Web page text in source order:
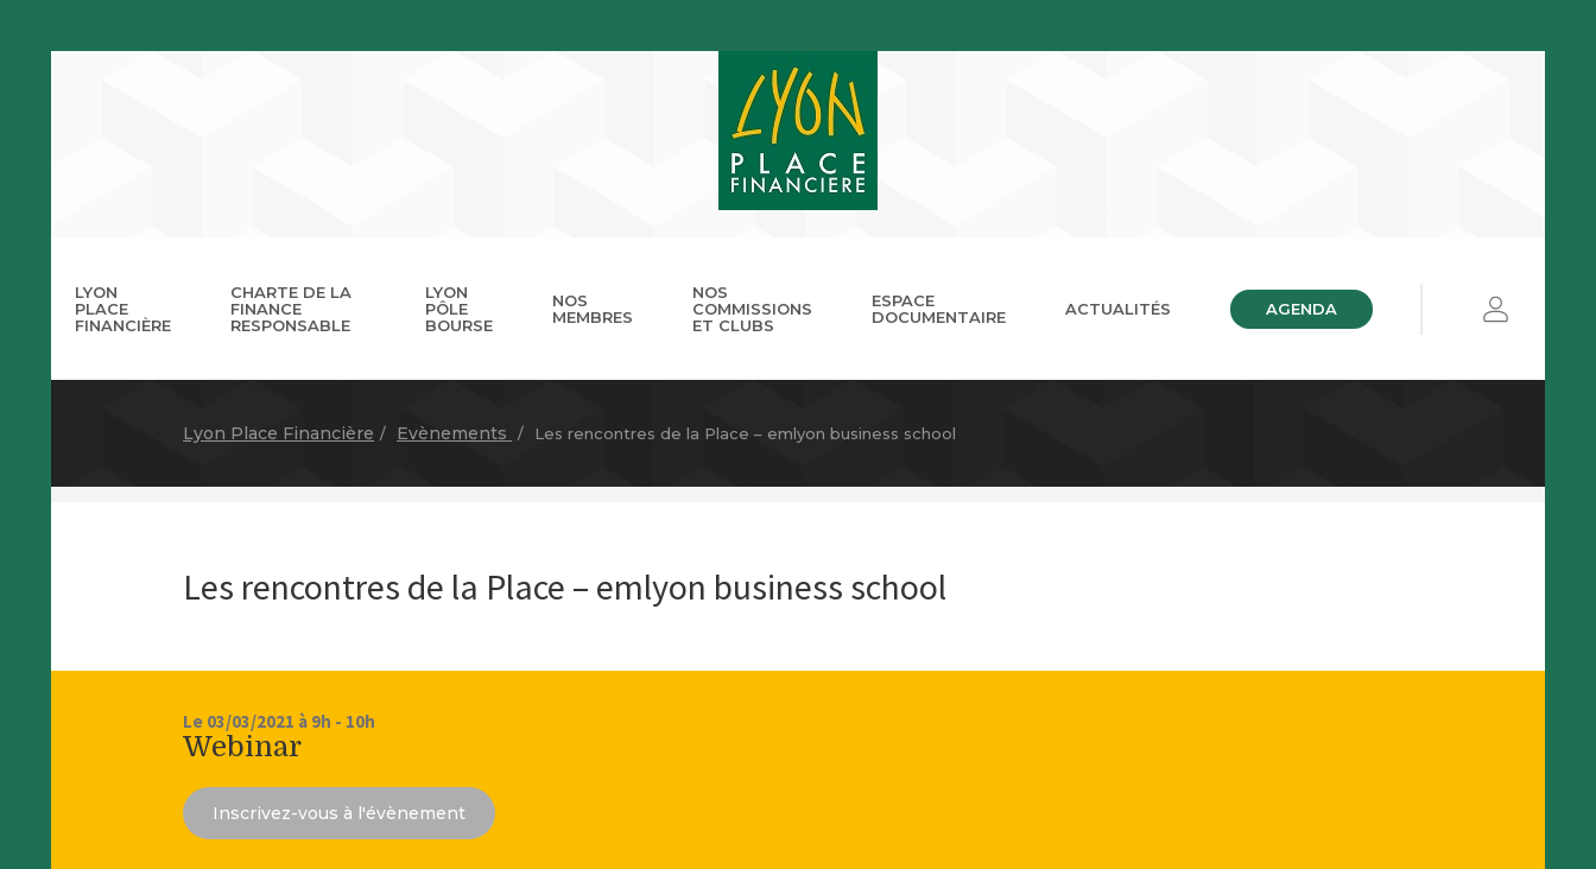
LYON
PLACE
FINANCIÈRE
La gouvernance Les missions Le réseau des Places Financières
CHARTE DE LA
FINANCE
RESPONSABLE
LYON
PÔLE
BOURSE
Présentation Les RDV de LPB Le Forum LPB
NOS
MEMBRES
Annuaire Devenir membre Club Cordélia Photothèque
NOS
COMMISSIONS
ET CLUBS
ESPACE
DOCUMENTAIRE
ACTUALITÉS AGENDA
Lyon Place Financière Evènements Les rencontres de la Place – emlyon business school
Les rencontres de la Place – emlyon business school
Le 03/03/2021 à 9h - 10h
Webinar
Inscrivez-vous à l'évènement